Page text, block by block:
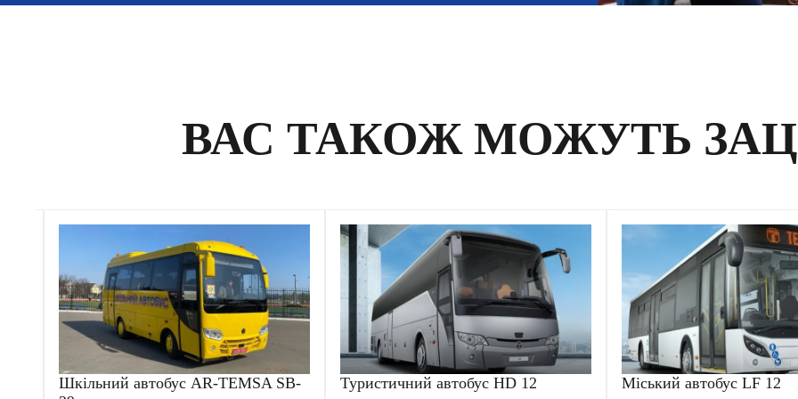
ВАС ТАКОЖ МОЖУТЬ
Шкільний автобус AR-TEMSA SB-
Туристичний автобус HD 12 Міський автобус LF 12